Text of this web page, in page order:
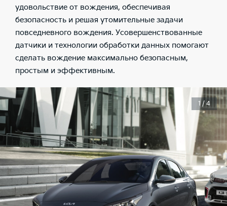
удовольствие от вождения, обеспечивая
безопасность и решая утомительные задачи
повседневного вождения. Усовершенствованные
датчики и технологии обработки данных помогают
сделать вождение максимально безопасным,
простым и эффективным.
1 / 4